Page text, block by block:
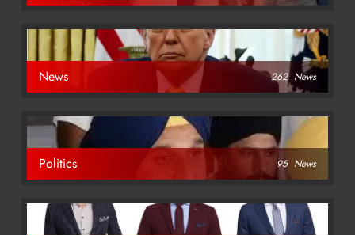
News 262 News
Politics 95 News